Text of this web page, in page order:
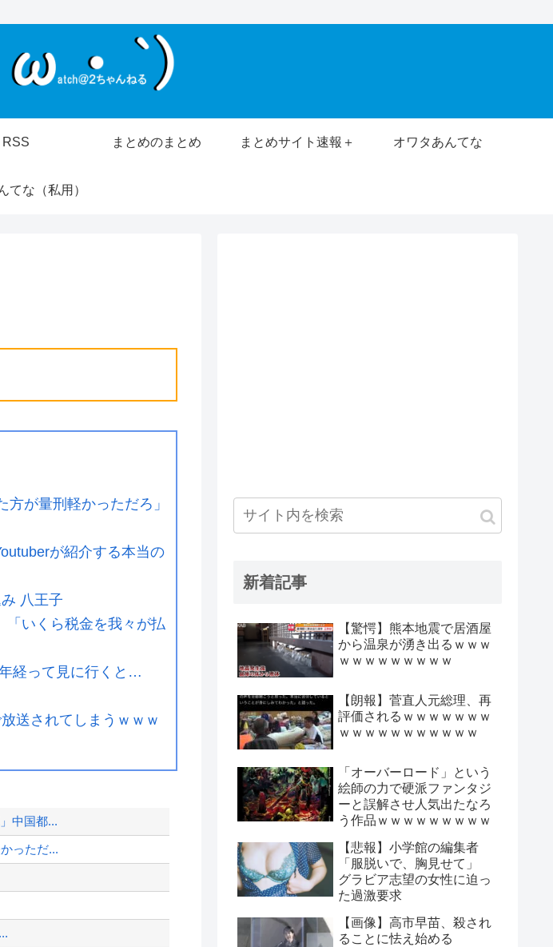
RSS まとめのまとめ まとめサイト速報＋ オワタあんてな
てな（私用）
が量刑軽かっただろ」
が紹介する本当の
八王子
いくら税金を我々が払
経って見に行くと…
送されてしまうｗｗｗ
中国都...
っただ...
新着記事
【驚愕】熊本地震で居酒屋
から温泉が湧き出るｗｗｗ
ｗｗｗｗｗｗｗｗｗ
【朗報】菅直人元総理、再
評価されるｗｗｗｗｗｗｗ
ｗｗｗｗｗｗｗｗｗｗｗ
「オーバーロード」という
絵師の力で硬派ファンタジ
ーと誤解させ人気出たなろ
う作品ｗｗｗｗｗｗｗｗｗ
【悲報】小学館の編集者
「服脱いで、胸見せて」
グラビア志望の女性に迫っ
た過激要求
【画像】高市早苗、殺され
ることに怯え始める